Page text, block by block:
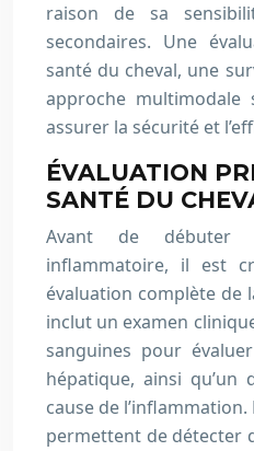
raison de sa
secondaires. Une
santé du cheval, une
approche multimodale
assurer la sécurité et
ÉVALUATION
SANTÉ DU
Avant de débuter
inflammatoire, il est
évaluation complète de
inclut un examen
sanguines pour
hépatique, ainsi qu’un
cause de
permettent de détecter